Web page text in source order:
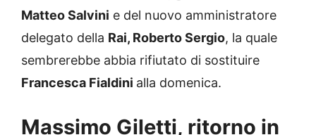
Matteo Salvini e del nuovo amministratore
delegato della Rai, Roberto Sergio
, la quale
sembrerebbe abbia rifiutato di sostituire
Francesca Fialdini
alla domenica.
Massimo Giletti, ritorno in